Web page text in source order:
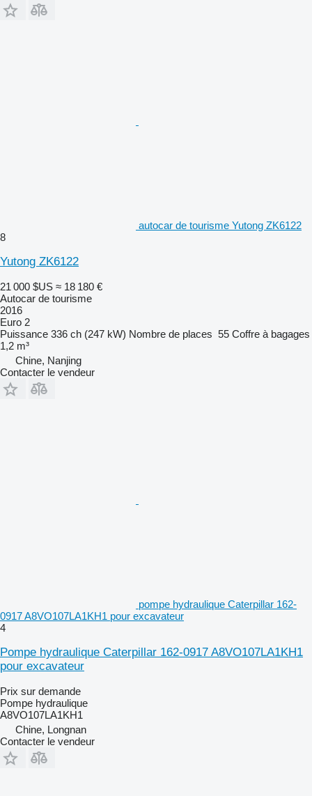
autocar de tourisme Yutong ZK6122
8
Yutong ZK6122
21 000 $US ≈ 18 180 €
Autocar de tourisme
2016
Euro 2
Puissance 336 ch (247 kW) Nombre de places 55 Coffre à bagages
1,2 m³
Chine, Nanjing
Contacter le vendeur
pompe hydraulique Caterpillar 162-
0917 A8VO107LA1KH1 pour excavateur
4
Pompe hydraulique Caterpillar 162-0917 A8VO107LA1KH1
pour excavateur
Prix sur demande
Pompe hydraulique
A8VO107LA1KH1
Chine, Longnan
Contacter le vendeur